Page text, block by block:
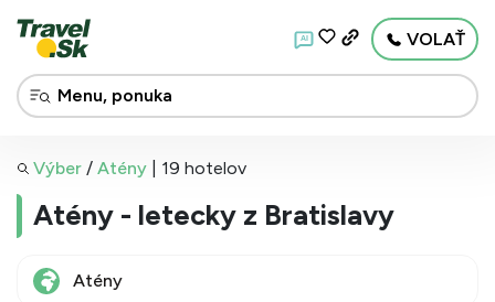
AI VOLAŤ
Výber / Atény 19 hotelov
Atény - letecky z Bratislavy